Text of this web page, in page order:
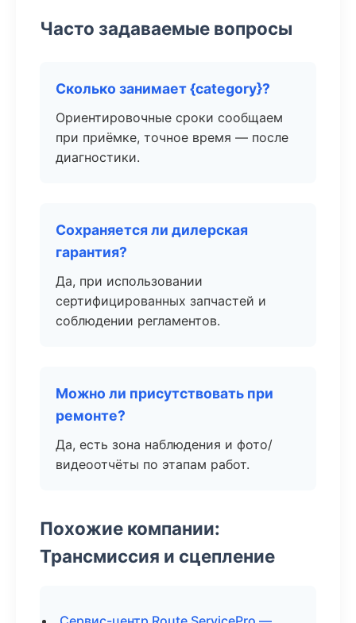
Часто задаваемые вопросы
Сколько занимает {category}?
Ориентировочные сроки сообщаем
при приёмке, точное время — после
диагностики.
Сохраняется ли дилерская
гарантия?
Да, при использовании
сертифицированных запчастей и
соблюдении регламентов.
Можно ли присутствовать при
ремонте?
Да, есть зона наблюдения и фото/
видеоотчёты по этапам работ.
Похожие компании:
Трансмиссия и сцепление